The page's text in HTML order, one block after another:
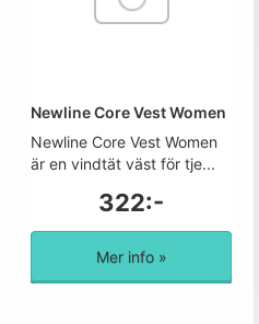
Newline Core Vest Women
Newline Core Vest Women
är en vindtät väst för tje...
322:-
Mer info »